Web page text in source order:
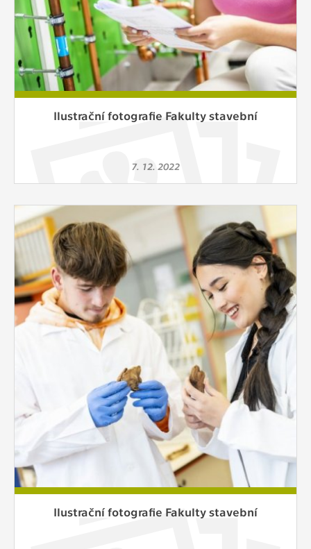
Ilustrační fotografie Fakulty stavební
7. 12. 2022
Ilustrační fotografie Fakulty stavební